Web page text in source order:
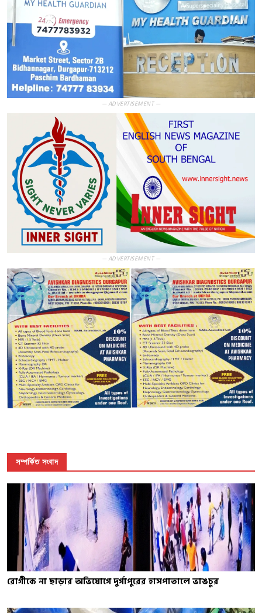
— ADVERTISEMENT —
— ADVERTISEMENT —
সম্পর্কিত সংবাদ
রোগীকে না ছাড়ার অভিযোগে দুর্গাপুরের হাসপাতালে ভাঙচুর